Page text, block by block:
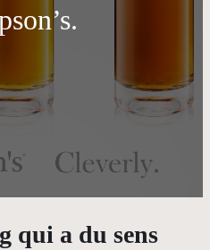
qui a du sens